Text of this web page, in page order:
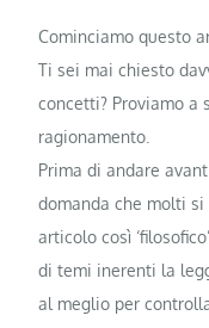
Cominciamo questo
Ti sei mai chiesto
concetti? Proviamo a
ragionamento.
Prima di andare
domanda che molti
articolo così
di temi inerenti la
al meglio per